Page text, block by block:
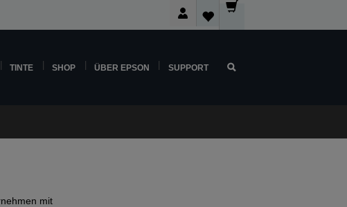
TINTE SHOP ÜBER EPSON SUPPORT
mit